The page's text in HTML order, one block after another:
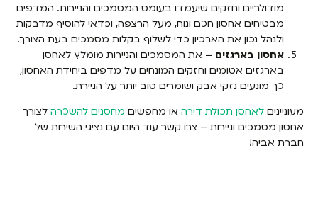
מודולריים וחזקים שיעמדו בעומס המסמכים והניירות. המדפים
מבטיחים אחסון חכם ונוח, מעל הרצפה, וכדאי להוסיף מדבקות
ולנהל נכון את הארכיון כדי לשלוף בקלות מסמכים בעת הצורך.
אחסון בארגזים – את המסמכים והניירות מומלץ לאחסן
בארגזים אטומים וחזקים המונחים על מדפים ביחידת האחסון,
כך מונעים נזקי אבק ושומרים טוב יותר על הניירת.
מעוניינים לאחסן תכולת דירה או מחפשים מחסנים להשכרה לצורך
אחסון מסמכים וניירות – צרו קשר עוד היום עם נציגי השירות של
חברת אביה!